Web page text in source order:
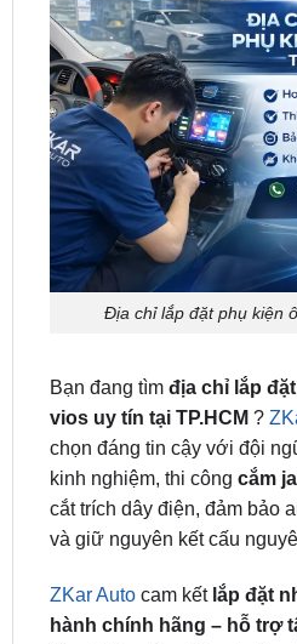
Địa chỉ lắp đặt phụ kiện
Bạn đang tìm địa chỉ lắp
vios uy tín tại TP.HCM ?
chọn đáng tin cậy với đội
kinh nghiệm, thi công cắm
cắt trích dây điện, đảm bảo
và giữ nguyên kết cấu
ZKar Autocam kết lắp đặt
hành chính hãng – hỗ trợ